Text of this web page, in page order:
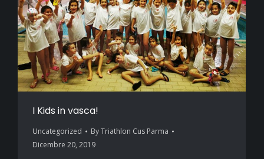
I Kids in vasca!
Uncategorized ByTriathlon Cus Parma
Dicembre 20, 2019